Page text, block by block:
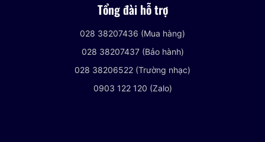
Tổng đài hỗ trợ
028 38207436 (Mua hàng)
028 38207437 (Bảo hành)
028 38206522 (Trường nhạc)
0903 122 120 (Zalo)